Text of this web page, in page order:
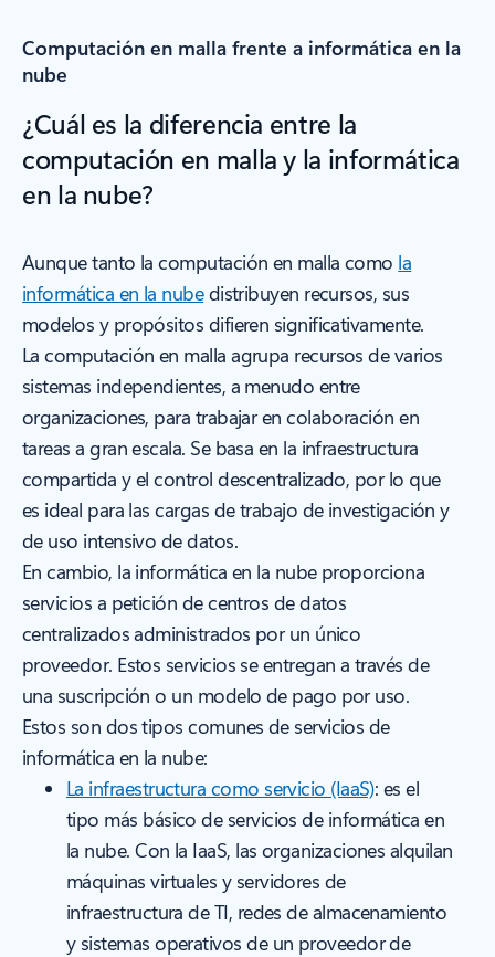
Computación en malla frente a informática en la
nube
¿Cuál es la diferencia entre la
computación en malla y la informática
en la nube?
Aunque tanto la computación en malla como la
informática en la nubedistribuyen recursos, sus
modelos y propósitos difieren significativamente.
La computación en malla agrupa recursos de varios
sistemas independientes, a menudo entre
organizaciones, para trabajar en colaboración en
tareas a gran escala. Se basa en la infraestructura
compartida y el control descentralizado, por lo que
es ideal para las cargas de trabajo de investigación y
de uso intensivo de datos.
En cambio, la informática en la nube proporciona
servicios a petición de centros de datos
centralizados administrados por un único
proveedor. Estos servicios se entregan a través de
una suscripción o un modelo de pago por uso.
Estos son dos tipos comunes de servicios de
informática en la nube:
La infraestructura como servicio (IaaS): es el
tipo más básico de servicios de informática en
la nube. Con la IaaS, las organizaciones alquilan
máquinas virtuales y servidores de
infraestructura de TI, redes de almacenamiento
y sistemas operativos de un proveedor de